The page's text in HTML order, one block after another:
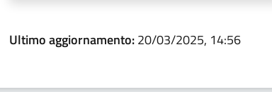
Ultimo aggiornamento:20/03/2025, 14:56